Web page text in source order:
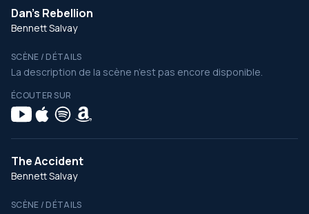
Dan's Rebellion
Bennett Salvay
SCÈNE / DÉTAILS
La description de la scène n’est pas encore disponible.
ÉCOUTER SUR
The Accident
Bennett Salvay
SCÈNE / DÉTAILS